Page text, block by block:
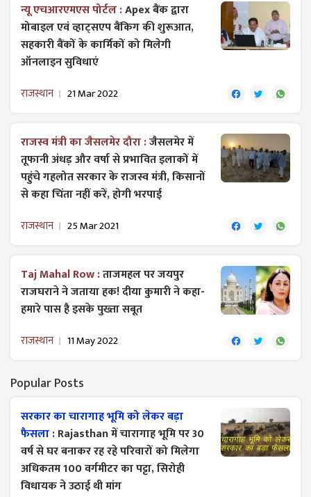
न्यू एचआरएमएस पोर्टल :Apex बैंक द्वारा
मोबाइल एवं व्हाट्सएप बैंकिग की शुरूआत,
सहकारी बैंकों के कार्मिकों को मिलेगी
ऑनलाइन सुविधाएं
राजस्थान 21 Mar 2022
राजस्व मंत्री का जैसलमेर दौरा :जैसलमेर में
तूफानी अंधड़ और वर्षा से प्रभावित इलाकों में
पहुंचे गहलोत सरकार के राजस्व मंत्री, किसानों
से कहा चिंता नहीं करें, होगी भरपाई
राजस्थान 25 Mar 2021
Taj Mahal Row :ताजमहल पर जयपुर
राजघराने ने जताया हक! दीया कुमारी ने कहा-
हमारे पास है इसके पुख्ता सबूत
राजस्थान 11 May 2022
Popular Posts
सरकार का चारागाह भूमि को लेकर बड़ा
फैसला :Rajasthan में चारागाह भूमि पर 30
वर्ष से घर बनाकर रह रहे परिवारों को मिलेगा
अधिकतम 100 वर्गमीटर का पट्टा, सिरोही
विधायक ने उठाई थी मांग